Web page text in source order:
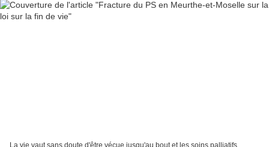
La vie vaut sans doute d'être vécue jusqu'au bout et les soins palliatifs